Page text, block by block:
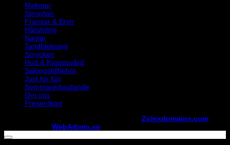
Makeup
Spraytan
Fransar & Bryn
Hårstyling
Naglar
Tandblekning
Smycken
Hud & Kroppsvård
Salongstillbehör
Just for fun
Sommarerbjudande
Om oss
Presentkort
Zolexdomains.com
WebAdmin.se